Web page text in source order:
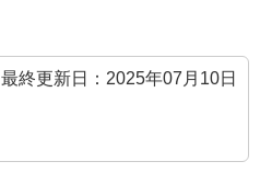
最終更新日：2025年07月10日